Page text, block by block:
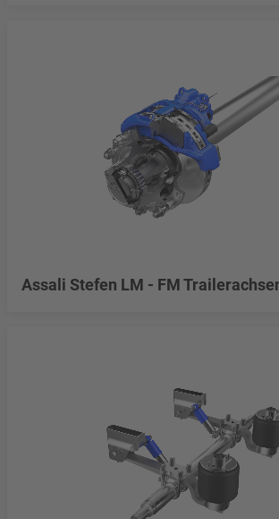
Assali Stefen LM - FM